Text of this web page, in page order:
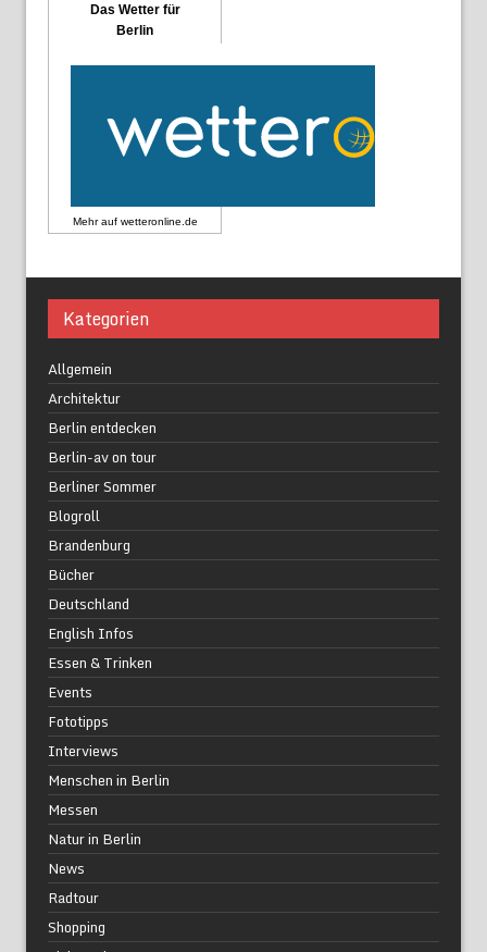
Das Wetter für
Berlin
Mehr auf wetteronline.de
Kategorien
Allgemein
Architektur
Berlin entdecken
Berlin-av on tour
Berliner Sommer
Blogroll
Brandenburg
Bücher
Deutschland
English Infos
Essen & Trinken
Events
Fototipps
Interviews
Menschen in Berlin
Messen
Natur in Berlin
News
Radtour
Shopping